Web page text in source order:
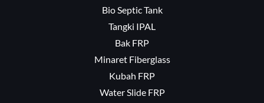
Bio Septic Tank
Tangki IPAL
Bak FRP
Minaret Fiberglass
Kubah FRP
Water Slide FRP